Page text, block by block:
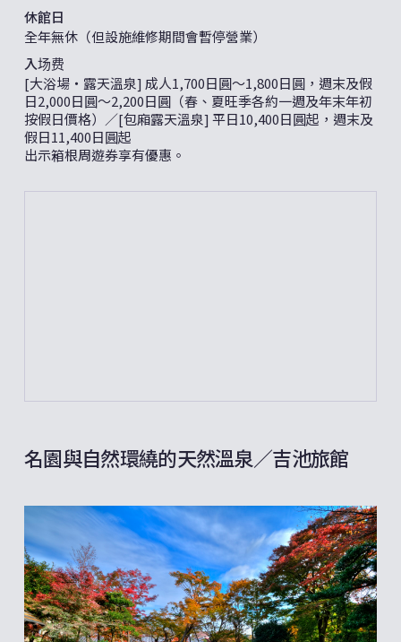
休館日
全年無休（但設施維修期間會暫停營業）
入场费
[大浴場・露天溫泉] 成人1,700日圓～1,800日圓，週末及假
日2,000日圓～2,200日圓（春、夏旺季各約一週及年末年初
按假日價格）／[包廂露天溫泉] 平日10,400日圓起，週末及
假日11,400日圓起
出示箱根周遊券享有優惠。
名園與自然環繞的天然溫泉／吉池旅館